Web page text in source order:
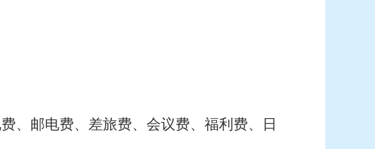
、邮电费、差旅费、会议费、福利费、日